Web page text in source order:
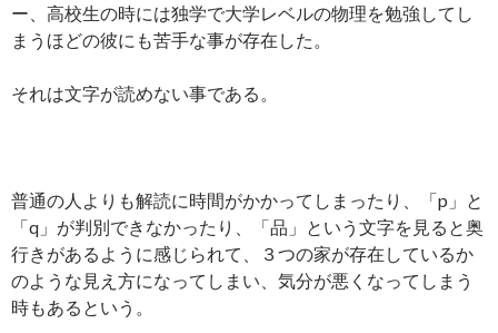
ー、高校生の時には独学で大学レベルの物理を勉強してし
まうほどの彼にも苦手な事が存在した。
それは文字が読めない事である。
普通の人よりも解読に時間がかかってしまったり、「p」と
「q」が判別できなかったり、「品」という文字を見ると奥
行きがあるように感じられて、３つの家が存在しているか
のような見え方になってしまい、気分が悪くなってしまう
時もあるという。